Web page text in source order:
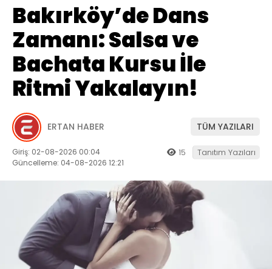
Bakırköy’de Dans
Zamanı: Salsa ve
Bachata Kursu İle
Ritmi Yakalayın!
ERTAN HABER TÜM YAZILARI
Giriş: 02-08-2026 00:04
Güncelleme: 04-08-2026 12:21
15 Tanıtım Yazıları